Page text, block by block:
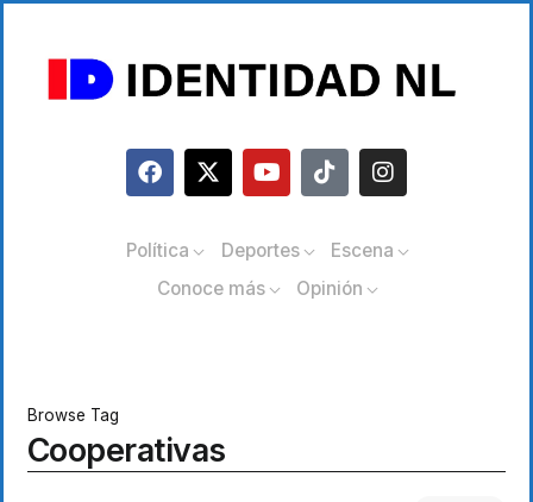
Política Deportes
Escena
Conoce más
Opinión
Browse Tag
Cooperativas